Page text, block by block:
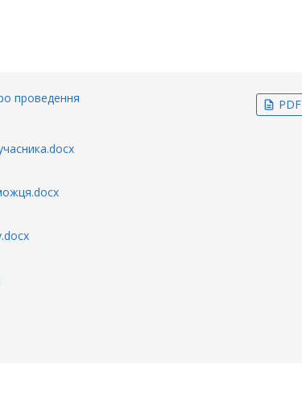
проведення
description PDF